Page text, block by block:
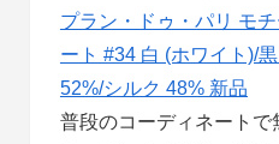
プラン・ドゥ・パリ モ
ート #34 白 (ホワイト)/
52%/シルク 48% 新品
普段のコーディネートで